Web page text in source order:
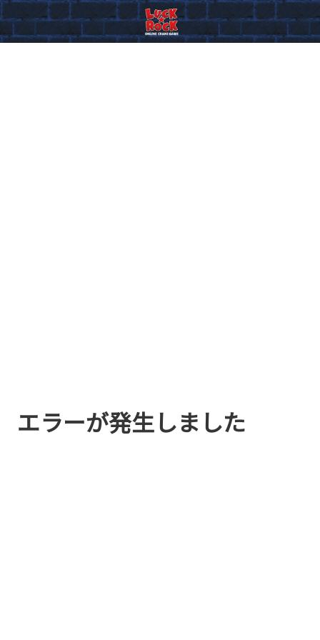
エラーが発生しました